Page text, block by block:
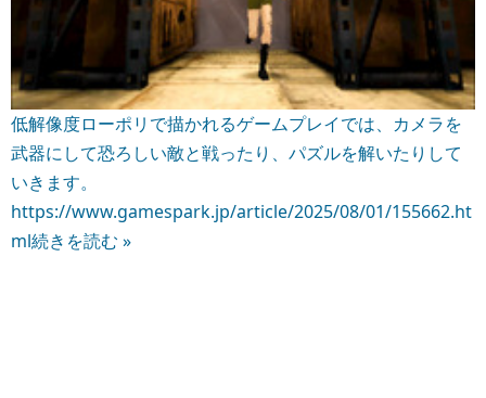
低解像度ローポリで描かれるゲームプレイでは、カメラを
武器にして恐ろしい敵と戦ったり、パズルを解いたりして
いきます。
https://www.gamespark.jp/article/2025/08/01/155662.ht
ml続きを読む »